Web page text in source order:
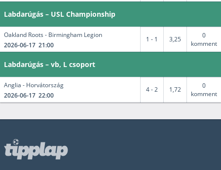
Labdarúgás – USL Championship
Oakland Roots - Birmingham Legion
2026-06-17 21:00
1 - 1 3,25
0
komment
Labdarúgás – vb, L csoport
Anglia - Horvátország
2026-06-17 22:00
4 - 2 1,72
0
komment